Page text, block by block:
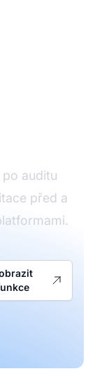
auditu
před a